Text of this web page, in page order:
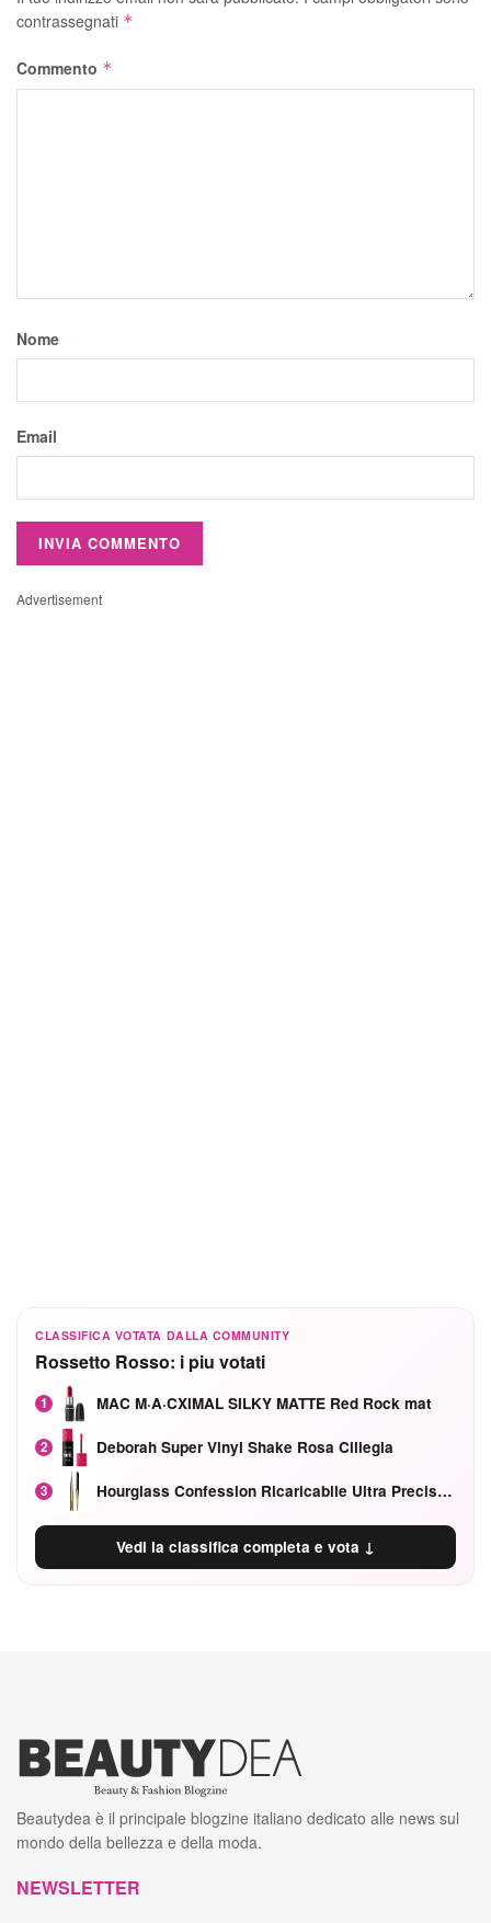
contrassegnati *
Commento *
Nome
Email
Advertisement
CLASSIFICA VOTATA DALLA COMMUNITY
Rossetto Rosso: i piu votati
1 MAC M·A·CXIMAL SILKY MATTE Red Rock mat
2 Deborah Super Vinyl Shake Rosa Ciliegia
3 Hourglass Confession Ricaricabile Ultra Preciso Ad Alta Intensità Secretly Classic Red
Vedi la classifica completa e vota ↓
Beautydea è il principale blogzine italiano dedicato alle news sul
mondo della bellezza e della moda.
NEWSLETTER